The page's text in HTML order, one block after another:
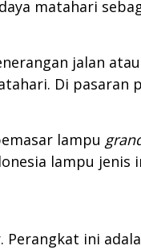
matahari
jalan
Di pasaran
lampu
lampu jenis
ini